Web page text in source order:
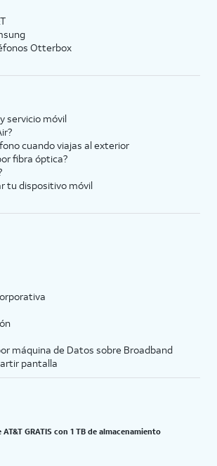
Otterbox
servicio móvil
cuando viajas al exterior
fibra óptica?
tu dispositivo móvil
máquina de Datos sobre Broadband
pantalla
GRATIS con 1 TB de almacenamiento